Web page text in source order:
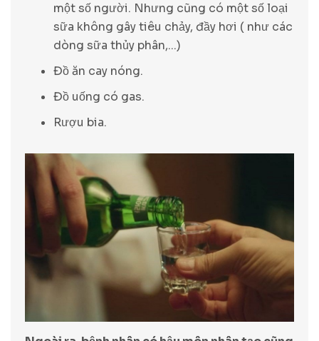
một số người. Nhưng cũng có một số loại
sữa không gây tiêu chảy, đầy hơi ( như các
dòng sữa thủy phân,...)
Đồ ăn cay nóng.
Đồ uống có gas.
Rượu bia.